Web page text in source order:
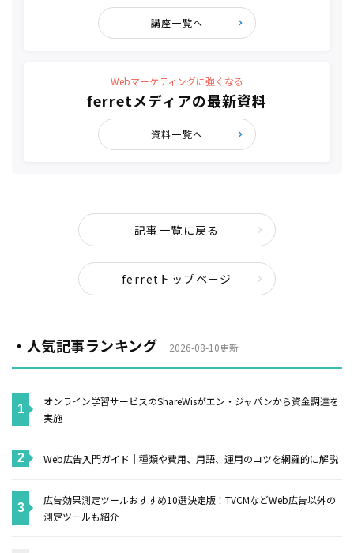
講座一覧へ
Webマーケティングに強くなる
ferretメディアの最新資料
資料一覧へ
記事一覧に戻る
ferretトップページ
・人気記事ランキング 2026-08-10更新
オンライン学習サービスのShareWisがエン・ジャパンから資金調達を
実施
Web広告入門ガイド｜種類や費用、用語、運用のコツを網羅的に解説
広告効果測定ツールおすすめ10選決定版！TVCMなどWeb広告以外の
測定ツールも紹介